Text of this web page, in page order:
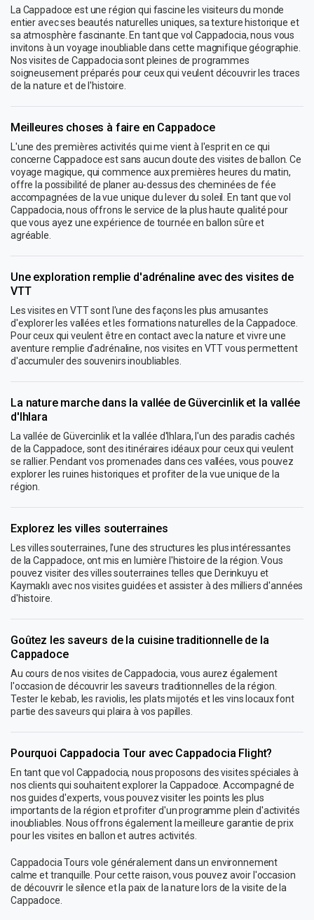
La Cappadoce est une région qui fascine les visiteurs du monde
entier avec ses beautés naturelles uniques, sa texture historique et
sa atmosphère fascinante. En tant que vol Cappadocia, nous vous
invitons à un voyage inoubliable dans cette magnifique géographie.
Nos visites de Cappadocia sont pleines de programmes
soigneusement préparés pour ceux qui veulent découvrir les traces
de la nature et de l'histoire.
Meilleures choses à faire en Cappadoce
L'une des premières activités qui me vient à l'esprit en ce qui
concerne Cappadoce est sans aucun doute des visites de ballon. Ce
voyage magique, qui commence aux premières heures du matin,
offre la possibilité de planer au-dessus des cheminées de fée
accompagnées de la vue unique du lever du soleil. En tant que vol
Cappadocia, nous offrons le service de la plus haute qualité pour
que vous ayez une expérience de tournée en ballon sûre et
agréable.
Une exploration remplie d'adrénaline avec des visites de
VTT
Les visites en VTT sont l'une des façons les plus amusantes
d'explorer les vallées et les formations naturelles de la Cappadoce.
Pour ceux qui veulent être en contact avec la nature et vivre une
aventure remplie d'adrénaline, nos visites en VTT vous permettent
d'accumuler des souvenirs inoubliables.
La nature marche dans la vallée de Güvercinlik et la vallée
d'Ihlara
La vallée de Güvercinlik et la vallée d'Ihlara, l'un des paradis cachés
de la Cappadoce, sont des itinéraires idéaux pour ceux qui veulent
se rallier. Pendant vos promenades dans ces vallées, vous pouvez
explorer les ruines historiques et profiter de la vue unique de la
région.
Explorez les villes souterraines
Les villes souterraines, l'une des structures les plus intéressantes
de la Cappadoce, ont mis en lumière l'histoire de la région. Vous
pouvez visiter des villes souterraines telles que Derinkuyu et
Kaymaklı avec nos visites guidées et assister à des milliers d'années
d'histoire.
Goûtez les saveurs de la cuisine traditionnelle de la
Cappadoce
Au cours de nos visites de Cappadocia, vous aurez également
l'occasion de découvrir les saveurs traditionnelles de la région.
Tester le kebab, les raviolis, les plats mijotés et les vins locaux font
partie des saveurs qui plaira à vos papilles.
Pourquoi Cappadocia Tour avec Cappadocia Flight?
En tant que vol Cappadocia, nous proposons des visites spéciales à
nos clients qui souhaitent explorer la Cappadoce. Accompagné de
nos guides d'experts, vous pouvez visiter les points les plus
importants de la région et profiter d'un programme plein d'activités
inoubliables. Nous offrons également la meilleure garantie de prix
pour les visites en ballon et autres activités.
Cappadocia Tours vole généralement dans un environnement
calme et tranquille. Pour cette raison, vous pouvez avoir l'occasion
de découvrir le silence et la paix de la nature lors de la visite de la
Cappadoce.